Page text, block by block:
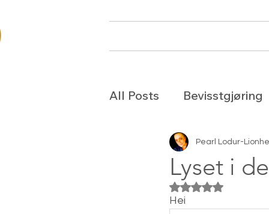
All Posts Bevisstgjøring
Valget Lyset fra
Lyset i
Pearl Lodur-
Gitt NaN av 5
Hei